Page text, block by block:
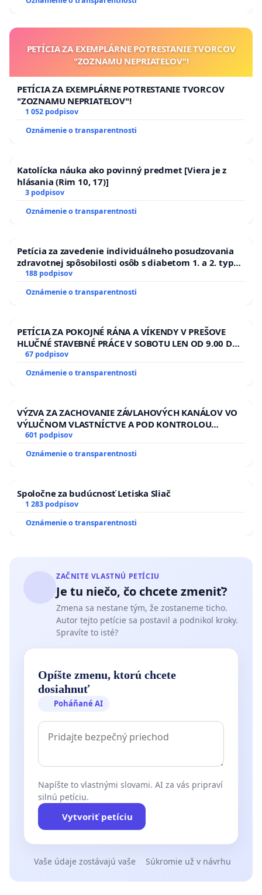
PETÍCIA ZA EXEMPLÁRNE POTRESTANIE TVORCOV
"ZOZNAMU NEPRIATEĽOV"!
PETÍCIA ZA EXEMPLÁRNE POTRESTANIE TVORCOV
"ZOZNAMU NEPRIATEĽOV"!
1 052 podpisov
Oznámenie o transparentnosti
Katolícka náuka ako povinný predmet [Viera je z
hlásania (Rim 10, 17)]
3 podpisov
Oznámenie o transparentnosti
Petícia za zavedenie individuálneho posudzovania
zdravotnej spôsobilosti osôb s diabetom 1. a 2. typu
pri prijímaní do Policajného zboru SR
188 podpisov
Oznámenie o transparentnosti
PETÍCIA ZA POKOJNÉ RÁNA A VÍKENDY V PREŠOVE
HLUČNÉ STAVEBNÉ PRÁCE V SOBOTU LEN OD 9.00 DO
13.00 HOD., CEZ PRACOVNÝ TÝŽDEŇ CIEĽ 8.00 – 18.00
HOD. A PRAVIDELNÁ KONTROLA STAVBY C-AREA NA
ĎUMBIERSKEJ/MAGU
67 podpisov
Oznámenie o transparentnosti
VÝZVA ZA ZACHOVANIE ZÁVLAHOVÝCH KANÁLOV VO
VÝLUČNOM VLASTNÍCTVE A POD KONTROLOU
SLOVENSKEJ REPUBLIKY & žiadosť na riešenie
zanedbaného stavu závlahových a odvodňovacích
kanálov na Slovensku
601 podpisov
Oznámenie o transparentnosti
Spoločne za budúcnosť Letiska Sliač
1 283 podpisov
Oznámenie o transparentnosti
ZAČNITE VLASTNÚ PETÍCIU
Je tu niečo, čo chcete zmeniť?
Zmena sa nestane tým, že zostaneme ticho.
Autor tejto petície sa postavil a podnikol kroky.
Spravíte to isté?
Opíšte zmenu, ktorú chcete
dosiahnuť
Poháňané AI
Napíšte to vlastnými slovami. AI za vás pripraví
silnú petíciu.
Vytvoriť petíciu
Vaše údaje zostávajú vaše Súkromie už v návrhu